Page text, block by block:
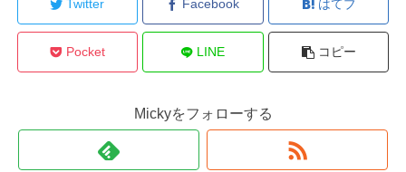
Twitter Facebook はてブ
Pocket LINE コピー
Mickyをフォローする